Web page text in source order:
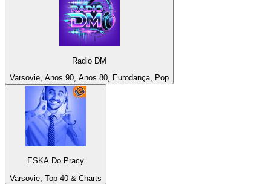
Radio DM
Varsovie, Anos 90, Anos 80, Eurodança, Pop
ESKA Do Pracy
Varsovie, Top 40 & Charts